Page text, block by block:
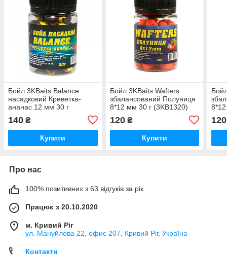
Бойл 3KBaits Balance
насадковий Креветка-
ананас 12 мм 30 г
140 ₴
Купити
Бойл 3KBaits Wafters
збалансований Полуниця
8*12 мм 30 г (3KB1320)
120₴
Купити
120
Про нас
100% позитивних з 63 відгуків за рік
Працює з 20.10.2020
м. Кривий Ріг
ул. Мануйлова 22, офис 207, Кривий Ріг, Україна
Контакти